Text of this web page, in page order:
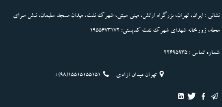
نشانی : ایران، تهران، بزرگراه ارتش، مینی سیتی، شهرک نفت، میدان مسجد سلیمان، نبش سرای
محله، زورخانه شهدای شهرک نفت کدپستی: 1955673172
شماره تماس : 22495935
تهران میدان ازادی +(98)15515155151